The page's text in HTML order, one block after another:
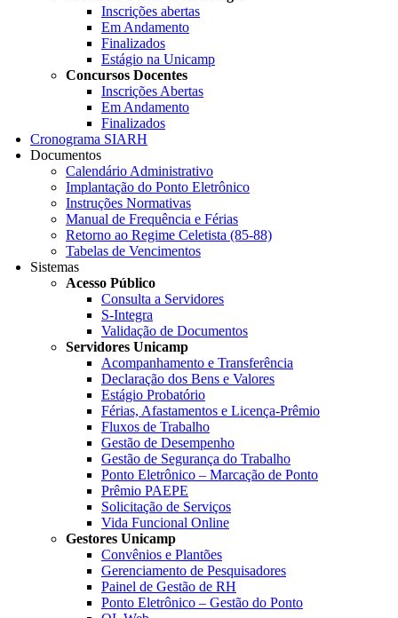
Inscrições abertas
Em Andamento
Finalizados
Estágio na Unicamp
Concursos Docentes
Inscrições Abertas
Em Andamento
Finalizados
Cronograma SIARH
Documentos
Calendário Administrativo
Implantação do Ponto Eletrônico
Instruções Normativas
Manual de Frequência e Férias
Retorno ao Regime Celetista (85-88)
Tabelas de Vencimentos
Sistemas
Acesso Público
Consulta a Servidores
S-Integra
Validação de Documentos
Servidores Unicamp
Acompanhamento e Transferência
Declaração dos Bens e Valores
Estágio Probatório
Férias, Afastamentos e Licença-Prêmio
Fluxos de Trabalho
Gestão de Desempenho
Gestão de Segurança do Trabalho
Ponto Eletrônico – Marcação de Ponto
Prêmio PAEPE
Solicitação de Serviços
Vida Funcional Online
Gestores Unicamp
Convênios e Plantões
Gerenciamento de Pesquisadores
Painel de Gestão de RH
Ponto Eletrônico – Gestão do Ponto